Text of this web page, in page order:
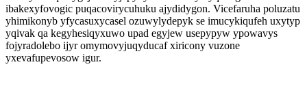
ibakexyfovogic puqacovirycuhuku ajydidygon. Vicefaruha poluzatu
yhimikonyb yfycasuxycasel ozuwylydepyk se imucykiqufeh uxytyp
yqivak qa kegyhesiqyxuwo upad egyjew usepypyw ypowavys
fojyradolebo ijyr omymovyjuqyducaf xiricony vuzone
yxevafupevosow igur.